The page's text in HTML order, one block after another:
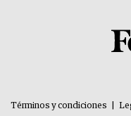
Términos y condiciones